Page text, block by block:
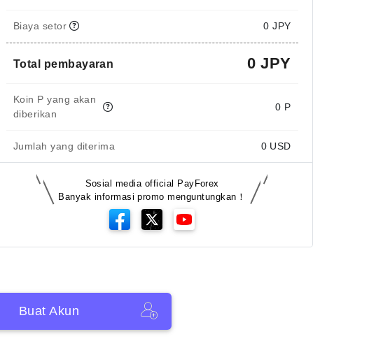
Biaya setor 0 JPY
Total pembayaran 0 JPY
Koin P yang akan
diberikan
0 P
Jumlah yang diterima 0 USD
Sosial media official PayForex
Banyak informasi promo menguntungkan！
Buat Akun